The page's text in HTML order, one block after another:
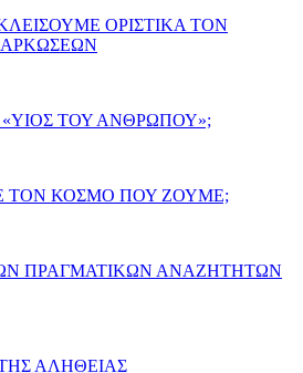
ΟΡΙΣΤΙΚΑ ΤΟΝ
«ΥΙΟΣ ΤΟΥ ΑΝΘΡΩΠΟΥ»;
ΤΟΝ ΚΟΣΜΟ ΠΟΥ ΖΟΥΜΕ;
ΠΡΑΓΜΑΤΙΚΩΝ ΑΝΑΖΗΤΗΤΩΝ
ΑΛΗΘΕΙΑΣ